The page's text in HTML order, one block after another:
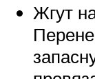
Жгут